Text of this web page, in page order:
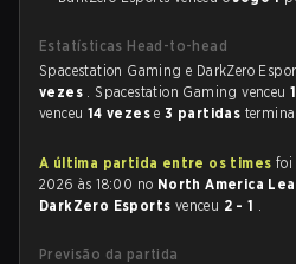
Estatísticas Head-to-head
Spacestation Gaming e DarkZero
vezes . Spacestation Gaming venceu
venceu 14 vezese3 partidas
A última partida entre os times foi
2026 às 18:00 no North America
DarkZero Esports venceu 2 - 1 .
Previsão da partida